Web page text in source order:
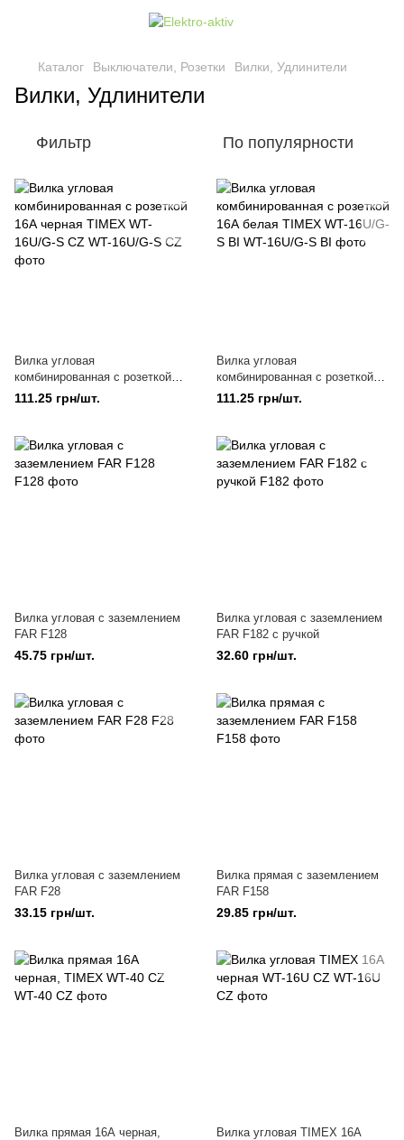
Каталог Выключатели, Розетки Вилки, Удлинители
Вилки, Удлинители
Фильтр По популярности
Вилка угловая
комбинированная с розеткой
16А черная TIMEX WT-16U/G-S
111.25 грн/шт.
Вилка угловая
комбинированная с розеткой
16А белая TIMEX WT-16U/G-S
111.25 грн/шт.
Вилка угловая с заземлением
FAR F128
45.75 грн/шт.
Вилка угловая с заземлением
FAR F182 с ручкой
32.60 грн/шт.
Вилка угловая с заземлением
FAR F28
33.15 грн/шт.
Вилка прямая с заземлением
FAR F158
29.85 грн/шт.
Вилка прямая 16А черная,
Вилка угловая TIMEX 16А